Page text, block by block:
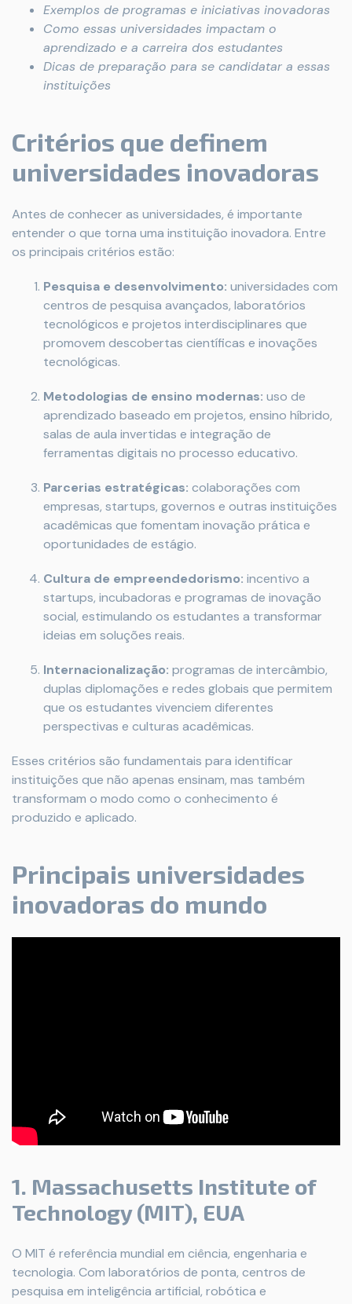
Exemplos de programas e iniciativas inovadoras
Como essas universidades impactam o
aprendizado e a carreira dos estudantes
Dicas de preparação para se candidatar a essas
instituições
Critérios que definem
universidades inovadoras
Antes de conhecer as universidades, é importante
entender o que torna uma instituição inovadora. Entre
os principais critérios estão:
Pesquisa e desenvolvimento: universidades com
centros de pesquisa avançados, laboratórios
tecnológicos e projetos interdisciplinares que
promovem descobertas científicas e inovações
tecnológicas.
Metodologias de ensino modernas: uso de
aprendizado baseado em projetos, ensino híbrido,
salas de aula invertidas e integração de
ferramentas digitais no processo educativo.
Parcerias estratégicas: colaborações com
empresas, startups, governos e outras instituições
acadêmicas que fomentam inovação prática e
oportunidades de estágio.
Cultura de empreendedorismo: incentivo a
startups, incubadoras e programas de inovação
social, estimulando os estudantes a transformar
ideias em soluções reais.
Internacionalização: programas de intercâmbio,
duplas diplomações e redes globais que permitem
que os estudantes vivenciem diferentes
perspectivas e culturas acadêmicas.
Esses critérios são fundamentais para identificar
instituições que não apenas ensinam, mas também
transformam o modo como o conhecimento é
produzido e aplicado.
Principais universidades
inovadoras do mundo
1. Massachusetts Institute of
Technology (MIT), EUA
O MIT é referência mundial em ciência, engenharia e
tecnologia. Com laboratórios de ponta, centros de
pesquisa em inteligência artificial, robótica e